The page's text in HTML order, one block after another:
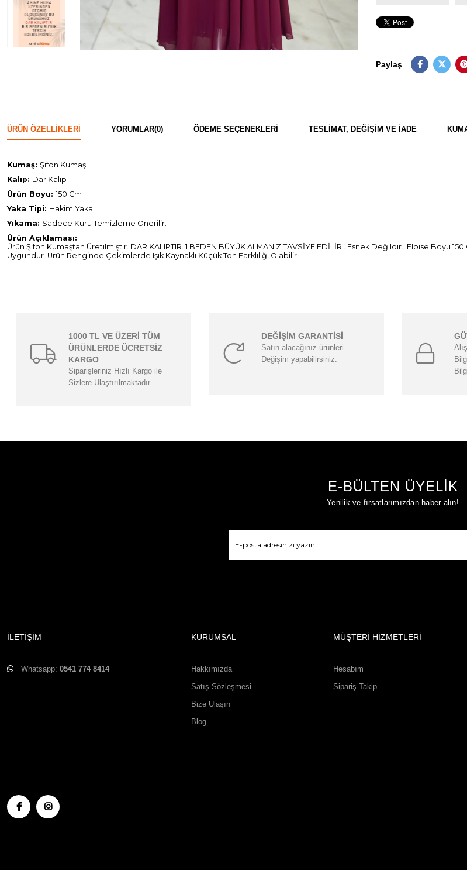
Paylaş
ÜRÜN ÖZELLIKLERI YORUMLAR(0) ÖDEME SEÇENEKLERI TESLIMAT, DEĞIŞIM VE İADE
Kumaş: Şifon Kumaş
Kalıp: Dar Kalıp
Ürün Boyu: 150 Cm
Yaka Tipi: Hakim Yaka
Yıkama: Sadece Kuru Temizleme Önerilir.
Ürün Açıklaması:
Ürün Şifon Kumaştan Üretilmiştir. DAR KALIPTIR. 1 BEDEN BÜYÜK ALMANIZ TAVSİYE EDİLİR.. Esnek Değildir. Elbise Boyu
Uygundur. Ürün Renginde Çekimlerde Işık Kaynaklı Küçük Ton Farklılığı Olabilir.
1000 TL VE ÜZERİ TÜM
ÜRÜNLERDE ÜCRETSİZ
KARGO
Siparişleriniz Hızlı Kargo ile
Sizlere Ulaştırılmaktadır.
DEĞİŞİM GARANTİSİ
Satın alacağınız ürünleri
Değişim yapabilirsiniz.
E-BÜLTEN ÜYELİK
Yenilik ve fırsatlarımızdan haber alın!
İLETİŞİM
Whatsapp: 0541 774 8414
KURUMSAL
Hakkımızda
Satış Sözleşmesi
Bize Ulaşın
Blog
MÜŞTERİ HİZMETLERİ
Hesabım
Sipariş Takip